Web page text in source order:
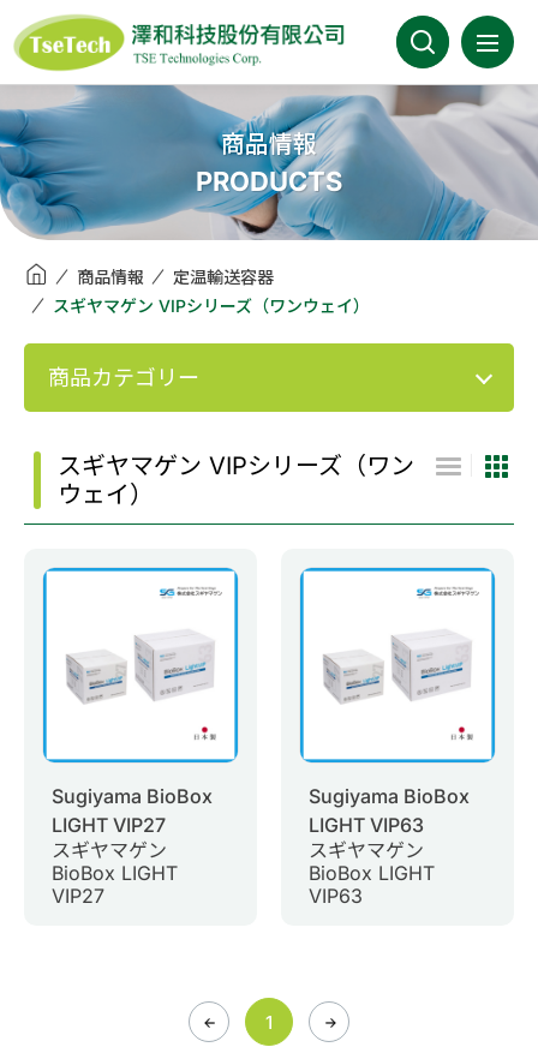
澤和科技有限公司
会社案内
最新情報
事業分野
カタログ
商品問合せ
商品情報
PRODUCTS
商品情報
定温輸送容器
スギヤマゲン VIPシリーズ（ワンウェイ）
商品カテゴリー
スギヤマゲン VIPシリーズ（ワン
ウェイ）
Sugiyama BioBox
LIGHT VIP27
スギヤマゲン
BioBox LIGHT
VIP27
Sugiyama BioBox
LIGHT VIP63
スギヤマゲン
BioBox LIGHT
VIP63
1